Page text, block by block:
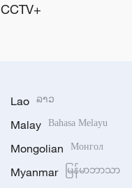
CCTV+
Lao ລາວ
Malay Bahasa Melayu
Mongolian Монгол
Myanmar မြန်မာဘာသာ